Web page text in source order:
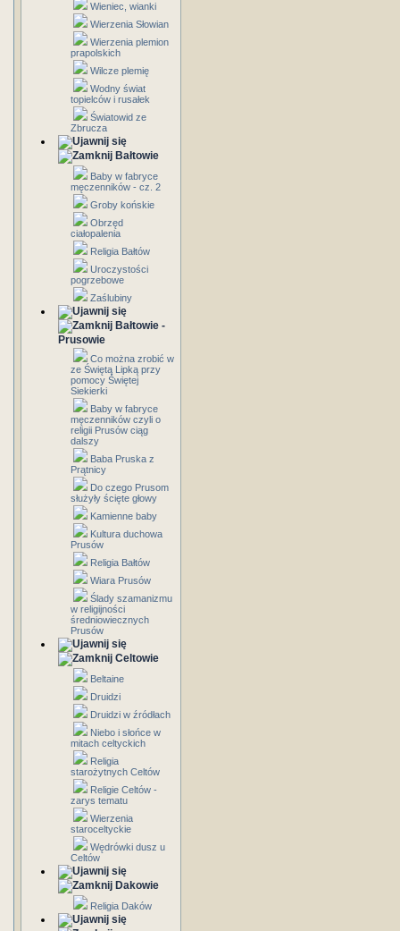
Wieniec, wianki
Wierzenia Słowian
Wierzenia plemion
prapolskich
Wilcze plemię
Wodny świat
topielców i rusałek
Światowid ze
Zbrucza
Bałtowie
Baby w fabryce
męczenników - cz. 2
Groby końskie
Obrzęd
ciałopalenia
Religia Bałtów
Uroczystości
pogrzebowe
Zaślubiny
Bałtowie -
Prusowie
Co można zrobić w
ze Świętą Lipką przy
pomocy Świętej
Siekierki
Baby w fabryce
męczenników czyli o
religii Prusów ciąg
dalszy
Baba Pruska z
Prątnicy
Do czego Prusom
służyły ścięte głowy
Kamienne baby
Kultura duchowa
Prusów
Religia Bałtów
Wiara Prusów
Ślady szamanizmu
w religijności
średniowiecznych
Prusów
Celtowie
Beltaine
Druidzi
Druidzi w źródłach
Niebo i słońce w
mitach celtyckich
Religia
starożytnych Celtów
Religie Celtów -
zarys tematu
Wierzenia
staroceltyckie
Wędrówki dusz u
Celtów
Dakowie
Religia Daków